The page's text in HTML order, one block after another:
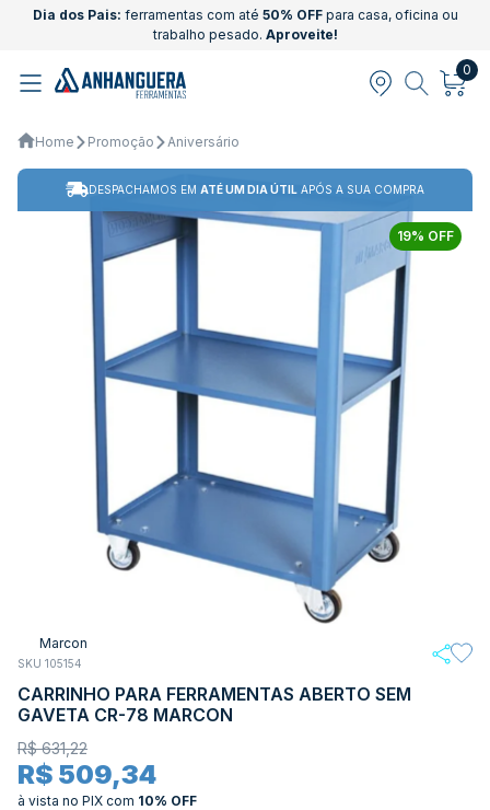
Dia dos Pais: ferramentas com até 50% OFFpara casa, oficina ou
trabalho pesado. Aproveite!
0
Home Promoção Aniversário
DESPACHAMOS EM ATÉ UM DIA ÚTIL APÓS A SUA COMPRA
19% OFF
Marcon
SKU 105154
CARRINHO PARA FERRAMENTAS ABERTO SEM
GAVETA CR-78 MARCON
R$ 631,22
R$ 509,34
à vista no PIX com 10% OFF